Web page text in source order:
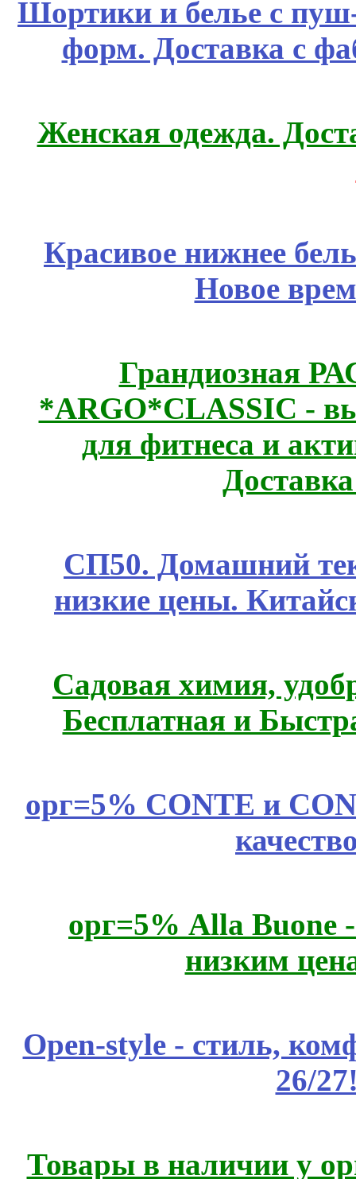
Шортики и белье с
форм. Доставка с
Женская одежда.
Красивое нижнее
Новое
Грандиозная
*ARGO*CLASSIC -
для фитнеса и
СП50. Домашний
низкие цены.
Садовая химия,
Бесплатная и
орг=5% CONTE и
орг=5% Alla Buone
низким
Open-style - стиль,
26/
Товары в наличии у